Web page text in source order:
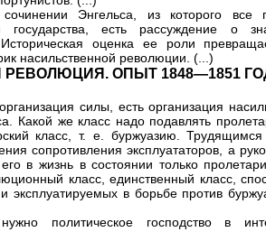
Энгельса, из которого все
есть рассуждение о
оценка ее роли
насильственной революции. (...)
РЕВОЛЮЦИЯ. ОПЫТ 1848—1851
силы, есть организация
Какой же класс надо подавлять
класс, т. е. буржуазию.
сопротивления эксплуататоров, а
в жизнь в состоянии только
класс, единственный класс,
эксплуатируемых в борьбе против
политическое господство в